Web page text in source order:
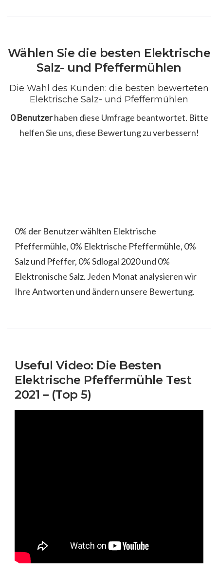
Wählen Sie die besten Elektrische
Salz- und Pfeffermühlen
Die Wahl des Kunden: die besten bewerteten
Elektrische Salz- und Pfeffermühlen
0 Benutzerhaben diese Umfrage beantwortet. Bitte
helfen Sie uns, diese Bewertung zu verbessern!
0% der Benutzer wählten Elektrische
Pfeffermühle, 0% Elektrische Pfeffermühle, 0%
Salz und Pfeffer, 0% Sdlogal 2020 und 0%
Elektronische Salz. Jeden Monat analysieren wir
Ihre Antworten und ändern unsere Bewertung.
Useful Video: Die Besten
Elektrische Pfeffermühle Test
2021 – (Top 5)